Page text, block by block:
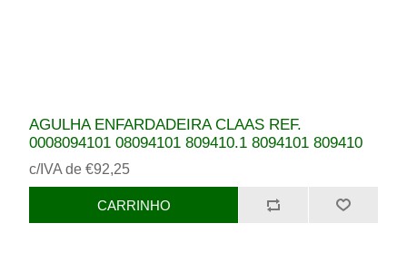
AGULHA ENFARDADEIRA CLAAS REF.
0008094101 08094101 809410.1 8094101 809410
c/IVA de €92,25